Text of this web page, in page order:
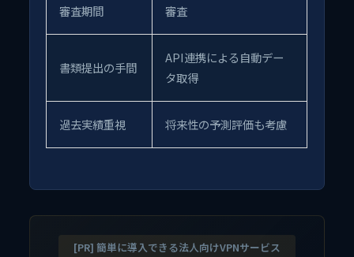
審査期間
審査
書類提出の手間
API連携による自動デー
タ取得
過去実績重視 将来性の予測評価も考慮
[PR] 簡単に導入できる法人向けVPNサービス